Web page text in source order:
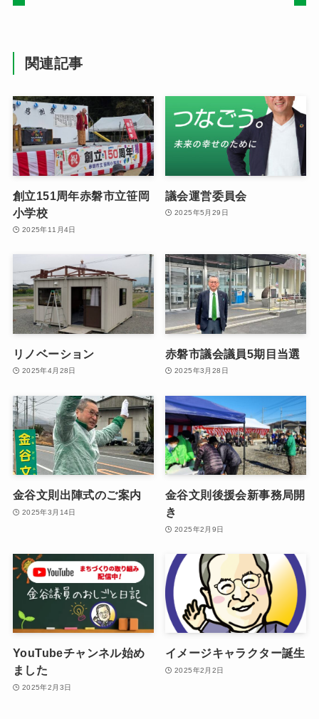
関連記事
創立151周年赤磐市立笹岡
小学校
2025年11月4日
議会運営委員会
2025年5月29日
リノベーション
2025年4月28日
赤磐市議会議員5期目当選
2025年3月28日
金谷文則出陣式のご案内
2025年3月14日
金谷文則後援会新事務局開
き
2025年2月9日
YouTubeチャンネル始め
ました
2025年2月3日
イメージキャラクター誕生
2025年2月2日